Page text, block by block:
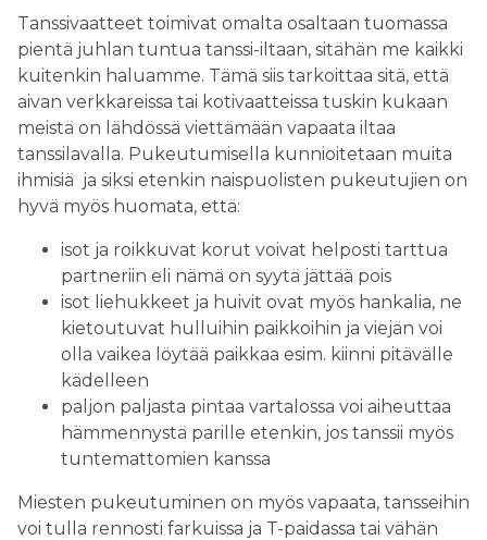
Tanssivaatteet toimivat omalta osaltaan tuomassa
pientä juhlan tuntua tanssi-iltaan, sitähän me kaikki
kuitenkin haluamme. Tämä siis tarkoittaa sitä, että
aivan verkkareissa tai kotivaatteissa tuskin kukaan
meistä on lähdössä viettämään vapaata iltaa
tanssilavalla. Pukeutumisella kunnioitetaan muita
ihmisiä ja siksi etenkin naispuolisten pukeutujien on
hyvä myös huomata, että:
isot ja roikkuvat korut voivat helposti tarttua
partneriin eli nämä on syytä jättää pois
isot liehukkeet ja huivit ovat myös hankalia, ne
kietoutuvat hulluihin paikkoihin ja viejän voi
olla vaikea löytää paikkaa esim. kiinni pitävälle
kädelleen
paljon paljasta pintaa vartalossa voi aiheuttaa
hämmennystä parille etenkin, jos tanssii myös
tuntemattomien kanssa
Miesten pukeutuminen on myös vapaata, tansseihin
voi tulla rennosti farkuissa ja T-paidassa tai vähän